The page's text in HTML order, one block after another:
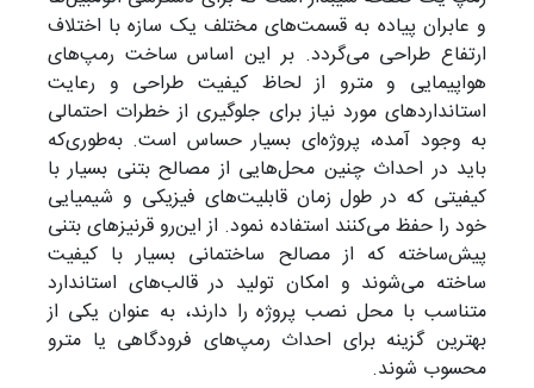
و عابران پیاده به قسمت‌های مختلف یک سازه با اختلاف
ارتفاع طراحی می‌گردد. بر این اساس ساخت رمپ‌های
هواپیمایی و مترو از لحاظ کیفیت طراحی و رعایت
استانداردهای مورد نیاز برای جلوگیری از خطرات احتمالی
به وجود آمده، پروژه‌ای بسیار حساس است. به‌طوری‌که
باید در احداث چنین محل‌هایی از مصالح بتنی بسیار با
کیفیتی که در طول زمان قابلیت‌های فیزیکی و شیمیایی
خود را حفظ می‌کنند استفاده نمود. از این‌رو قرنیز‌های بتنی
پیش‌ساخته که از مصالح ساختمانی بسیار با کیفیت
ساخته می‌شوند و امکان تولید در قالب‌های استاندارد
متناسب با محل نصب پروژه را دارند، به عنوان یکی از
بهترین گزینه برای احداث رمپ‌های فرودگاهی یا مترو
محسوب شوند.